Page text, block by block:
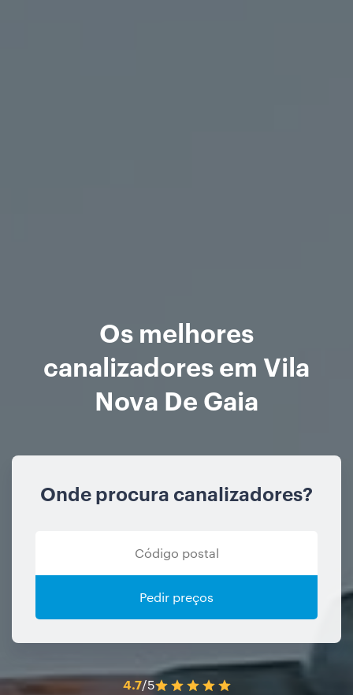
Os melhores
canalizadores em Vila
Nova De Gaia
Onde procura canalizadores?
Pedir preços
4.7/5